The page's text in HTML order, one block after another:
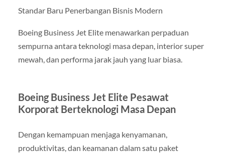
Standar Baru Penerbangan Bisnis Modern
Boeing Business Jet Elite menawarkan perpaduan
sempurna antara teknologi masa depan, interior super
mewah, dan performa jarak jauh yang luar biasa.
Boeing Business Jet Elite Pesawat
Korporat Berteknologi Masa Depan
Dengan kemampuan menjaga kenyamanan,
produktivitas, dan keamanan dalam satu paket